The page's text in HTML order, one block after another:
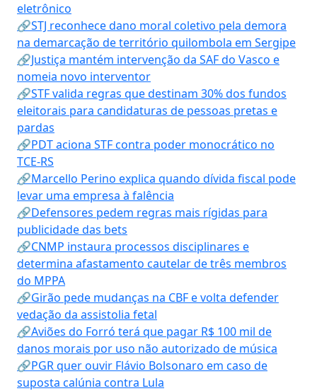
eletrônico
🔗STJ reconhece dano moral coletivo pela demora
na demarcação de território quilombola em Sergipe
🔗Justiça mantém intervenção da SAF do Vasco e
nomeia novo interventor
🔗STF valida regras que destinam 30% dos fundos
eleitorais para candidaturas de pessoas pretas e
pardas
🔗PDT aciona STF contra poder monocrático no
TCE-RS
🔗Marcello Perino explica quando dívida fiscal pode
levar uma empresa à falência
🔗Defensores pedem regras mais rígidas para
publicidade das bets
🔗CNMP instaura processos disciplinares e
determina afastamento cautelar de três membros
do MPPA
🔗Girão pede mudanças na CBF e volta defender
vedação da assistolia fetal
🔗Aviões do Forró terá que pagar R$ 100 mil de
danos morais por uso não autorizado de música
🔗PGR quer ouvir Flávio Bolsonaro em caso de
suposta calúnia contra Lula